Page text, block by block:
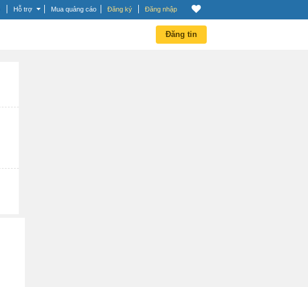
Hỗ trợ Mua quảng cáo Đăng ký Đăng nhập
Đăng tin